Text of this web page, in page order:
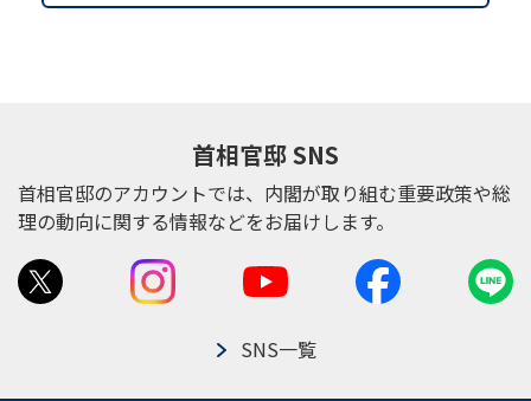
首相官邸 SNS
首相官邸のアカウントでは、内閣が取り組む重要政策や総
理の動向に関する情報などをお届けします。
SNS一覧